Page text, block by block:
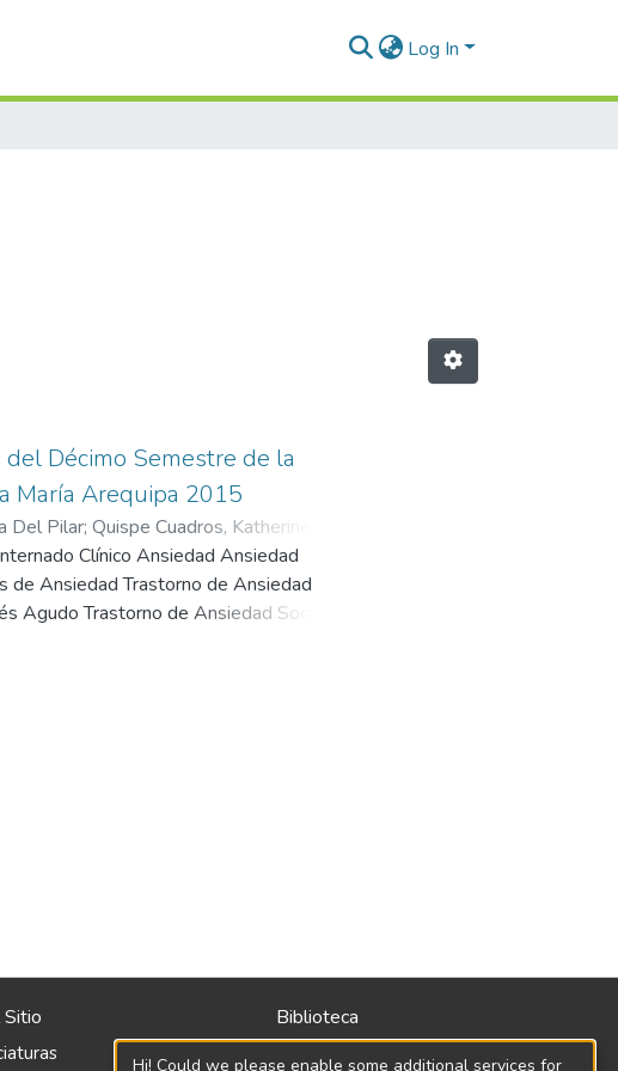
Log In
Décimo Semestre de la
María Arequipa 2015
Del Pilar; Quispe Cuadros, Katherine
Clínico Ansiedad Ansiedad
de Ansiedad Trastorno de Ansiedad
Agudo Trastorno de Ansiedad Social o
Promoción de la Salud Mental
Biblioteca
Política
Hi! Could we please enable some additional services for